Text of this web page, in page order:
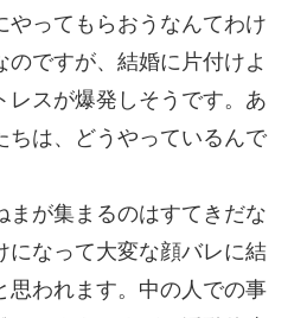
ってもらおうなんてわけ
ですが、結婚に片付けよ
レスが爆発しそうです。あ
ちは、どうやっているんで
まが集まるのはすてきだな
になって大変な顔バレに結
思われます。中の人での事